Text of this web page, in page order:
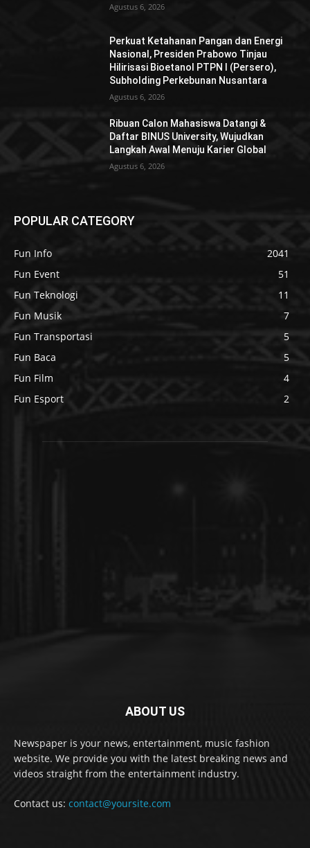
Agustus 6, 2026
Perkuat Ketahanan Pangan dan Energi
Nasional, Presiden Prabowo Tinjau
Hilirisasi Bioetanol PTPN I (Persero),
Subholding Perkebunan Nusantara
Agustus 6, 2026
Ribuan Calon Mahasiswa Datangi &
Daftar BINUS University, Wujudkan
Langkah Awal Menuju Karier Global
Agustus 6, 2026
POPULAR CATEGORY
Fun Info
2041
Fun Event
51
Fun Teknologi
11
Fun Musik
7
Fun Transportasi
5
Fun Baca
5
Fun Film
4
Fun Esport
2
ABOUT US
Newspaper is your news, entertainment, music fashion
website. We provide you with the latest breaking news and
videos straight from the entertainment industry.
Contact us: contact@yoursite.com